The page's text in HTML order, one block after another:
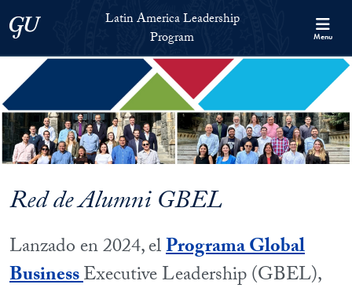
Skip to Latin America Leadership Program Full Site Menu
Georgetown UniversityLatin America Leadership
Program
Menu
Red de Alumni GBEL
Lanzado en 2024, elPrograma Global
BusinessExecutive Leadership (GBEL),